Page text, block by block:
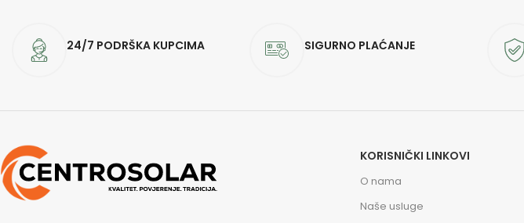
24/7 PODRŠKA KUPCIMA SIGURNO PLAĆANJE
KORISNIČKI LINKOVI
O nama
Naše usluge